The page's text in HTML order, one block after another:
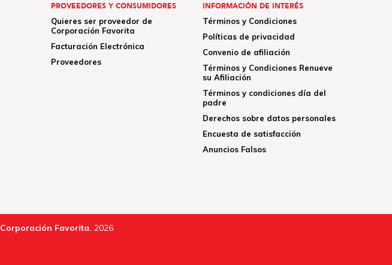
PROVEEDORES Y CONSUMIDORES
Quieres ser proveedor de
Corporación Favorita
Facturación Electrónica
Proveedores
INFORMACIÓN DE INTERÉS
Términos y Condiciones
Políticas de privacidad
Convenio de afiliación
Términos y Condiciones Renueve
su Afiliación
Términos y condiciones día del
padre
Derechos sobre datos personales
Encuesta de satisfacción
Anuncios Falsos
Corporación Favorita. 2026